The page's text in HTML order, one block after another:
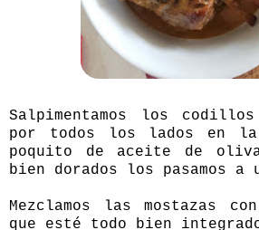
Salpimentamos los
por todos los lados en
poquito de aceite de
bien dorados los pasamos a
Mezclamos las mostazas
que esté todo bien